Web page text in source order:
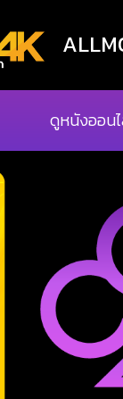
ดูหนังออน